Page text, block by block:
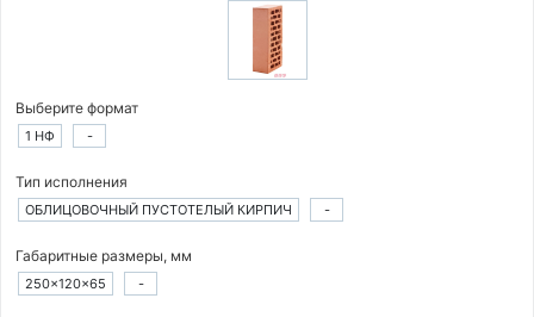
Выберите формат
1 НФ -
Тип исполнения
ОБЛИЦОВОЧНЫЙ ПУСТОТЕЛЫЙ КИРПИЧ -
Габаритные размеры, мм
250×120×65 -